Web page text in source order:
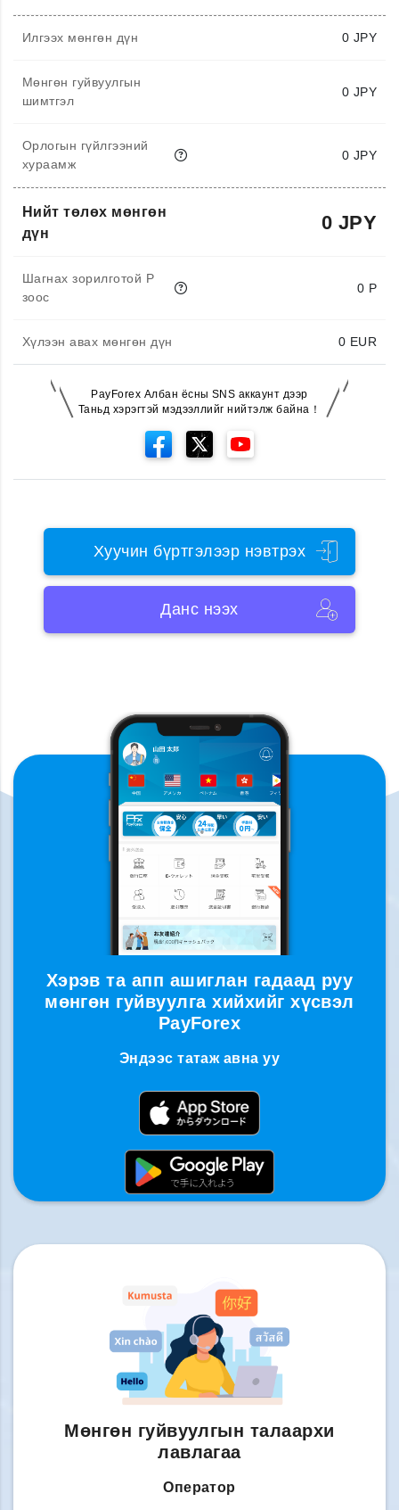
Илгээх мөнгөн дүн 0 JPY
Мөнгөн гуйвуулгын
шимтгэл
0 JPY
Орлогын гүйлгээний
хураамж
0 JPY
Нийт төлөх мөнгөн
дүн
0 JPY
Шагнах зорилготой P
зоос
0 P
Хүлээн авах мөнгөн дүн 0 EUR
PayForex Албан ёсны SNS аккаунт дээр
Таньд хэрэгтэй мэдээллийг нийтэлж байна！
Хуучин бүртгэлээр нэвтрэх
Данс нээх
Хэрэв та апп ашиглан гадаад руу
мөнгөн гуйвуулга хийхийг хүсвэл
PayForex
Эндээс татаж авна уу
Мөнгөн гуйвуулгын талаархи
лавлагаа
Оператор